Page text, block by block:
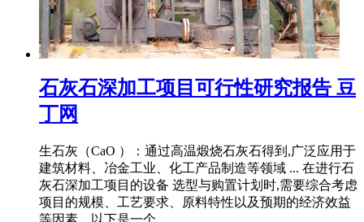
石灰石深加工项目可行性研究报告 豆
丁网
生石灰（CaO ）：通过高温煅烧石灰石得到,广泛应用于
建筑材料、冶金工业、化工产品制造等领域 ... 在进行石
灰石深加工项目的设备 选型与购置计划时,需要综合考虑
项目的规模、工艺要求、原料特性以及预期的经济效益
等因素。以下是一个 ...